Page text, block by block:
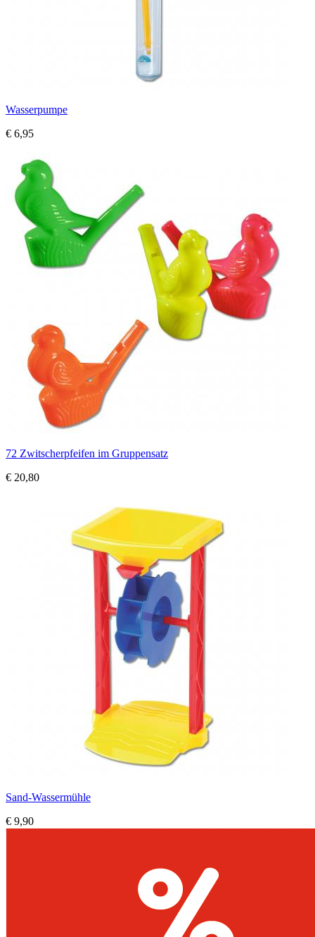
Wasserpumpe
€ 6,95
72 Zwitscherpfeifen im Gruppensatz
€ 20,80
Sand-Wassermühle
€ 9,90